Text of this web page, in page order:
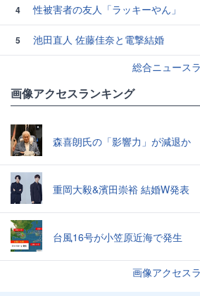
4 性被害者の友人「ラッキーやん」
5
池田直人 佐藤佳奈と電撃結婚
総合ニュース
画像アクセスランキング
森喜朗氏の「影響力」が減退か
重岡大毅&濱田崇裕 結婚W発表
台風16号が小笠原近海で発生
画像アクセス